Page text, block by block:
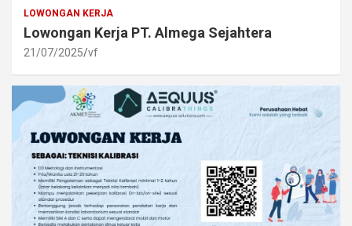
LOWONGAN KERJA
Lowongan Kerja PT. Almega Sejahtera
21/07/2025 vf